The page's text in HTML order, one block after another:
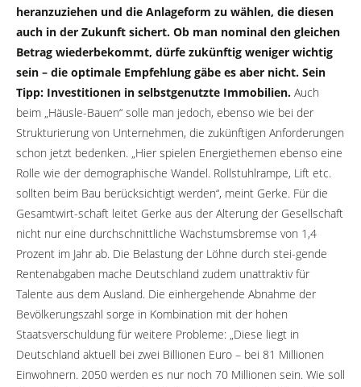
heranzuziehen und die Anlageform zu wählen, die diesen
auch in der Zukunft sichert. Ob man nominal den gleichen
Betrag wiederbekommt, dürfe zukünftig weniger wichtig
sein – die optimale Empfehlung gäbe es aber nicht. Sein
Tipp: Investitionen in selbstgenutzte Immobilien. Auch
beim „Häusle-Bauen“ solle man jedoch, ebenso wie bei der
Strukturierung von Unternehmen, die zukünftigen Anforderungen
schon jetzt bedenken. „Hier spielen Energiethemen ebenso eine
Rolle wie der demographische Wandel. Rollstuhlrampe, Lift etc.
sollten beim Bau berücksichtigt werden“, meint Gerke. Für die
Gesamtwirt-schaft leitet Gerke aus der Alterung der Gesellschaft
nicht nur eine durchschnittliche Wachstumsbremse von 1,4
Prozent im Jahr ab. Die Belastung der Löhne durch stei-gende
Rentenabgaben mache Deutschland zudem unattraktiv für
Talente aus dem Ausland. Die einhergehende Abnahme der
Bevölkerungszahl sorge in Kombination mit der hohen
Staatsverschuldung für weitere Probleme: „Diese liegt in
Deutschland aktuell bei zwei Billionen Euro – bei 81 Millionen
Einwohnern. 2050 werden es nur noch 70 Millionen sein. Wie soll